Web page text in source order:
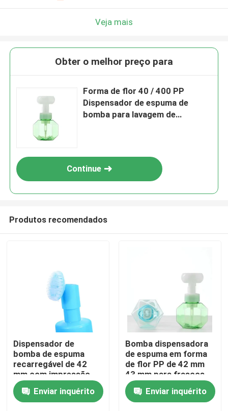
Casa
Produtos
Veja mais
Obter o melhor preço para
Forma de flor 40 / 400 PP
Dispensador de espuma de
bomba para lavagem de
Continue
Produtos recomendados
Dispensador de
bomba de espuma
recarregável de 42
mm com impressão
em serigrafia e escova
de silicone para
cuidados com a pele
Enviar inquérito
Bomba dispensadora
de espuma em forma
de flor PP de 42 mm
43 mm para frascos
de cosméticos
Enviar inquérito